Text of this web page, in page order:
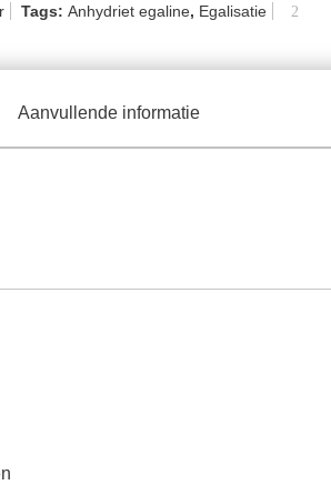
Tags:Anhydriet egaline, Egalisatie
Aanvullende informatie